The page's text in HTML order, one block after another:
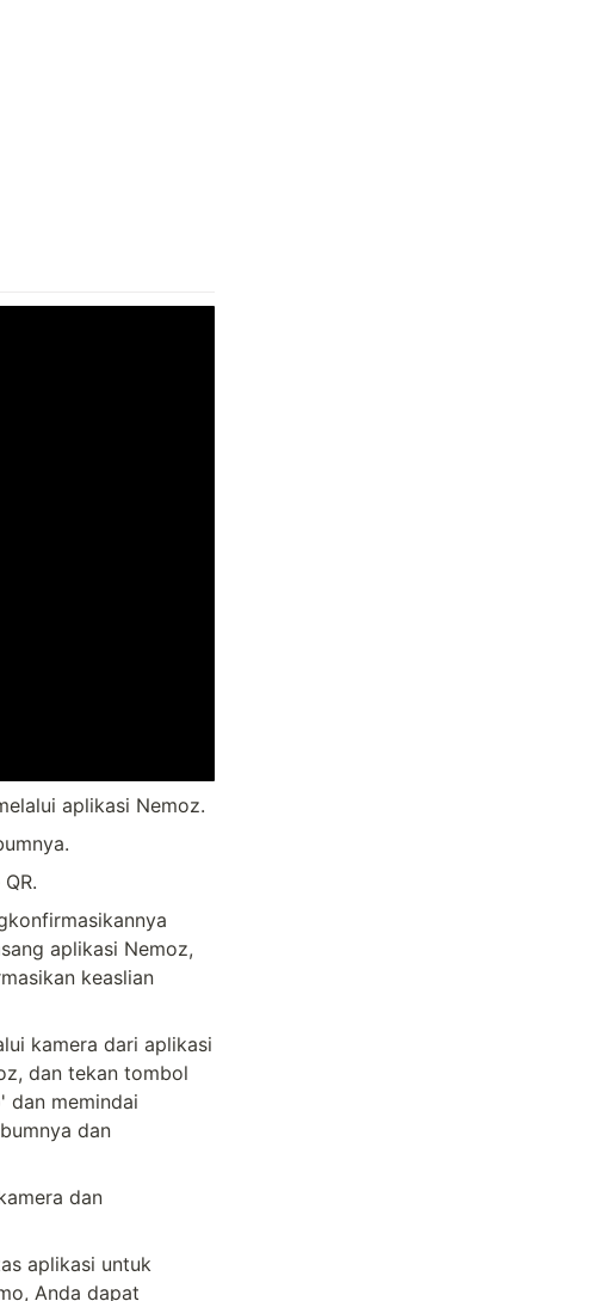
aplikasi Nemoz.
aplikasi Nemoz,
keaslian
kamera dari aplikasi
dan tekan tombol
dan memindai
dan
dan
aplikasi untuk
Anda dapat